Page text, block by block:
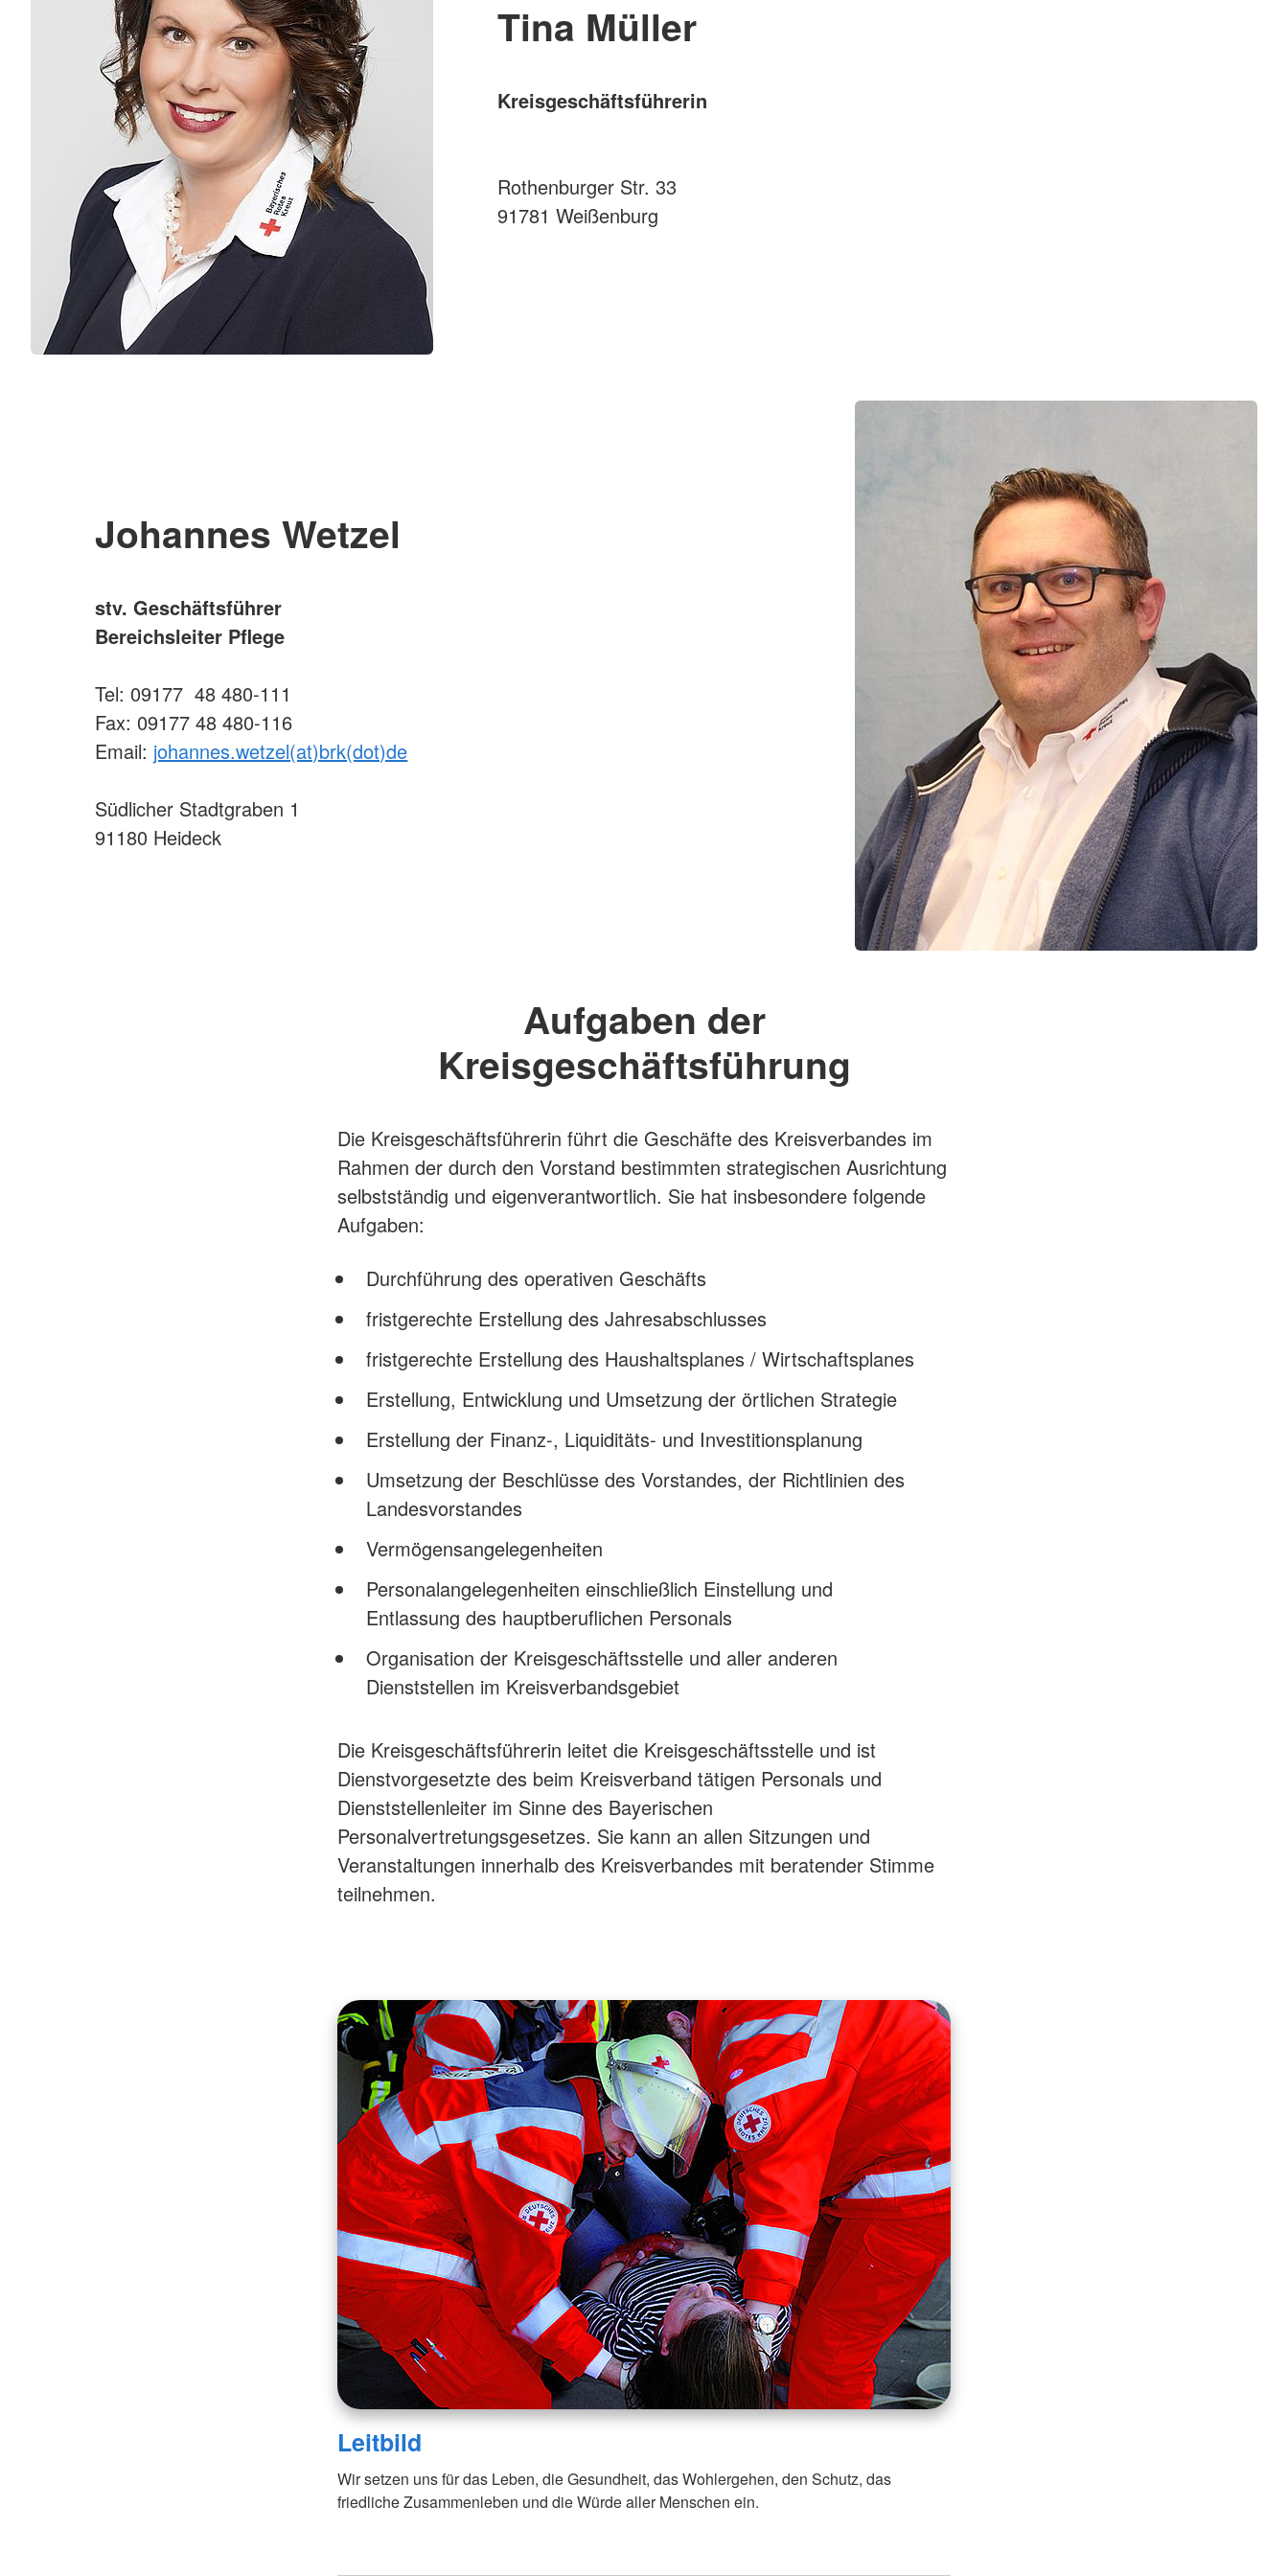
Tina Müller
Kreisgeschäftsführerin
Rothenburger Str. 33
91781 Weißenburg
Johannes Wetzel
stv. Geschäftsführer
Bereichsleiter Pflege
Tel: 09177 48 480-111
Fax: 09177 48 480-116
Email: johannes.wetzel(at)brk(dot)de
Südlicher Stadtgraben 1
91180 Heideck
Aufgaben der
Kreisgeschäftsführung
Die Kreisgeschäftsführerin führt die Geschäfte des Kreisverbandes im
Rahmen der durch den Vorstand bestimmten strategischen Ausrichtung
selbstständig und eigenverantwortlich. Sie hat insbesondere folgende
Aufgaben:
Durchführung des operativen Geschäfts
fristgerechte Erstellung des Jahresabschlusses
fristgerechte Erstellung des Haushaltsplanes / Wirtschaftsplanes
Erstellung, Entwicklung und Umsetzung der örtlichen Strategie
Erstellung der Finanz-, Liquiditäts- und Investitionsplanung
Umsetzung der Beschlüsse des Vorstandes, der Richtlinien des
Landesvorstandes
Vermögensangelegenheiten
Personalangelegenheiten einschließlich Einstellung und
Entlassung des hauptberuflichen Personals
Organisation der Kreisgeschäftsstelle und aller anderen
Dienststellen im Kreisverbandsgebiet
Die Kreisgeschäftsführerin leitet die Kreisgeschäftsstelle und ist
Dienstvorgesetzte des beim Kreisverband tätigen Personals und
Dienststellenleiter im Sinne des Bayerischen
Personalvertretungsgesetzes. Sie kann an allen Sitzungen und
Veranstaltungen innerhalb des Kreisverbandes mit beratender Stimme
teilnehmen.
Leitbild
Wir setzen uns für das Leben, die Gesundheit, das Wohlergehen, den Schutz, das
friedliche Zusammenleben und die Würde aller Menschen ein.